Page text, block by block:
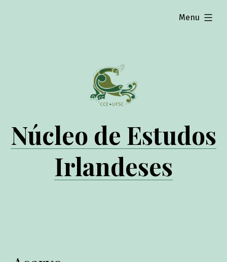
Núcleo de Estudos
Irlandeses
Menu
expanded